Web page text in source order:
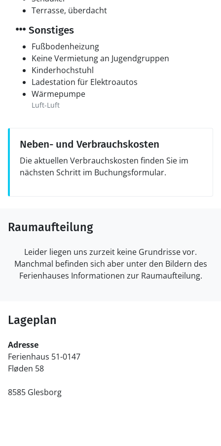
Terrasse, überdacht
Sonstiges
Fußbodenheizung
Keine Vermietung an Jugendgruppen
Kinderhochstuhl
Ladestation für Elektroautos
Wärmepumpe
Luft-Luft
Neben- und Verbrauchskosten
Die aktuellen Verbrauchskosten finden Sie im
nächsten Schritt im Buchungsformular.
Raumaufteilung
Leider liegen uns zurzeit keine Grundrisse vor.
Manchmal befinden sich aber unter den Bildern des
Ferienhauses Informationen zur Raumaufteilung.
Lageplan
Adresse
Ferienhaus 51-0147
Fløden 58
8585 Glesborg